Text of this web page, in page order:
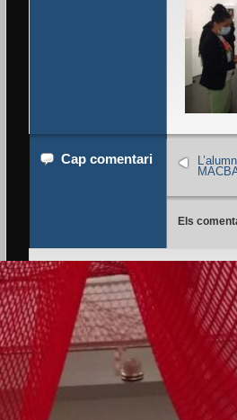
Cap comentari
Els